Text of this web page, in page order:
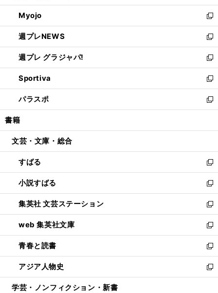
開
く
ウ
で
開
く
ン
ド
ウ
で
開
く
ウ
ィ
ン
ド
ウ
で
開
く
Myojo
新
し
い
ウ
ィ
ン
ド
ウ
で
開
週プレNEWS
新
し
い
ウ
ィ
ン
ド
ウ
開
週プレ グラジャパ!
新
し
い
ウ
ィ
ン
ウ
開
く
Sportiva
新
し
い
ウ
ン
ウ
で
開
く
パラスポ
新
し
ウ
ン
ド
ウ
で
開
く
書籍
文芸・文庫・総合
すばる
新
し
い
ウ
ィ
ン
ド
ウ
で
開
く
小説すばる
新
し
い
ウ
ィ
ン
ド
ウ
で
開
集英社 文芸ステーション
新
し
い
ウ
ィ
ン
ド
ウ
web 集英社文庫
新
し
い
ウ
ィ
ン
青春と読書
新
し
い
ウ
アジア人物史
新
し
学芸・ノンフィクション・新書